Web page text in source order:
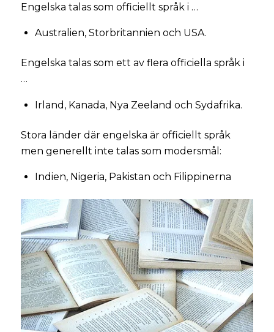
Engelska talas som officiellt språk i …
Australien, Storbritannien och USA.
Engelska talas som ett av flera officiella språk i
…
Irland, Kanada, Nya Zeeland och Sydafrika.
Stora länder där engelska är officiellt språk
men generellt inte talas som modersmål:
Indien, Nigeria, Pakistan och Filippinerna